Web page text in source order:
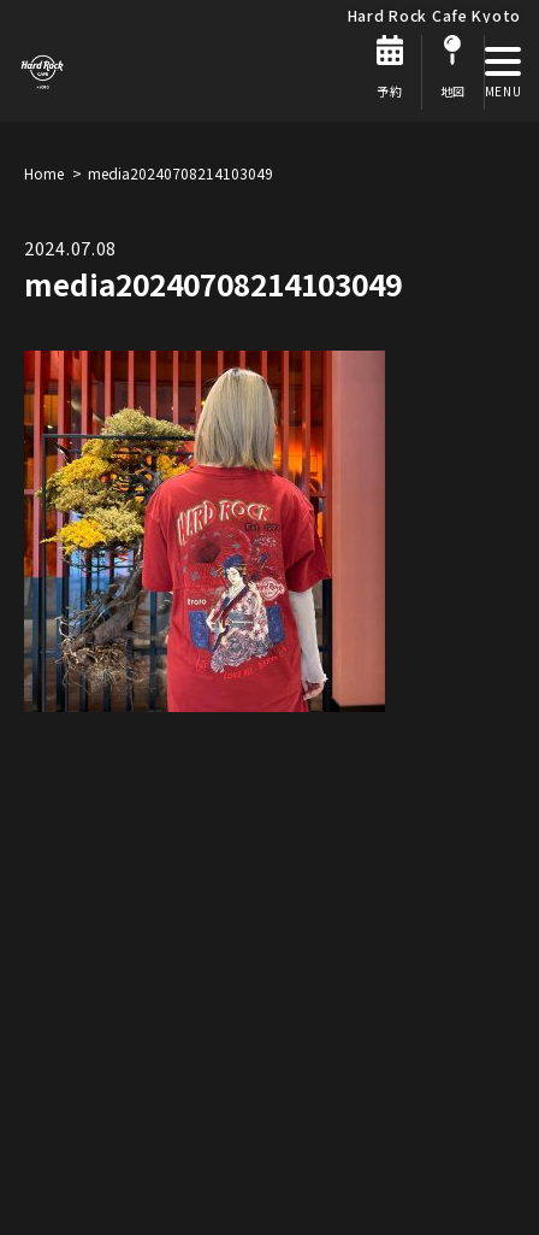
Hard Rock Cafe Kyoto
予約 地図
Home media20240708214103049
2024.07.08
media20240708214103049